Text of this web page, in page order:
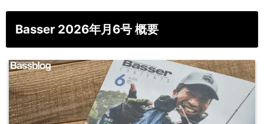
Basser 2026年月6号 概要